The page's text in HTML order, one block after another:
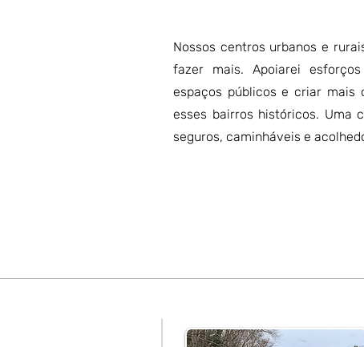
Nossos centros urbanos e
fazer mais. Apoiarei
espaços públicos e criar mais
esses bairros históricos. Uma
seguros, caminháveis e